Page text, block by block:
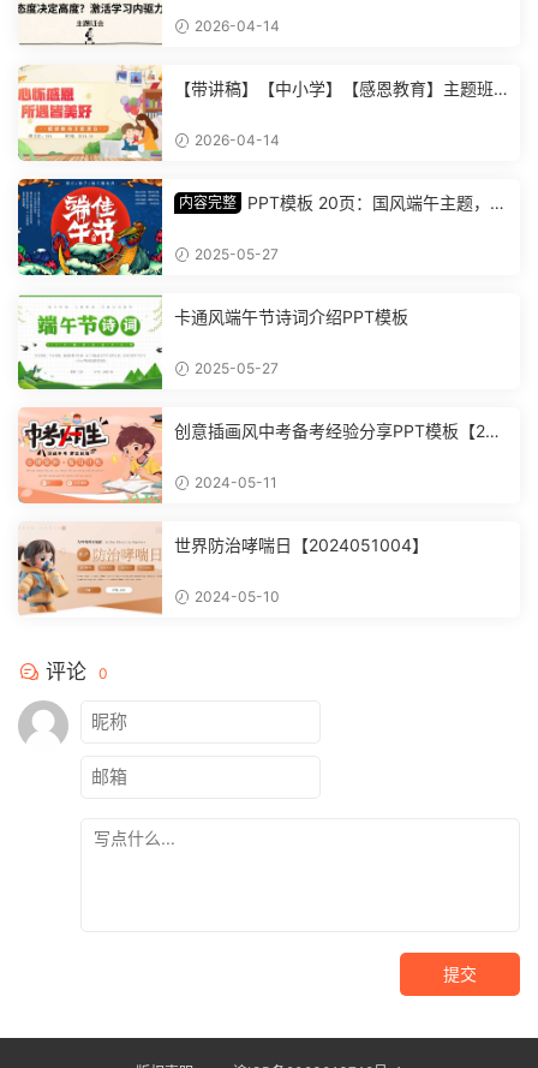
2026-04-14
【带讲稿】【中小学】【感恩教育】主题班
2026-04-14
内容完整
PPT模板 20页：国风端午主题，丰
278】2025-05-27
卡通风端午节诗词介绍PPT模板
2025-05-27
创意插画风中考备考经验分享PPT模板【202
2024-05-11
世界防治哮喘日【2024051004】
2024-05-10
评论 0
提交